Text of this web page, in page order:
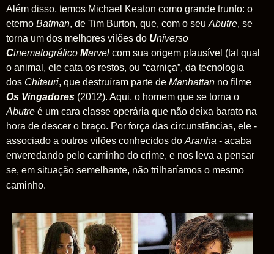
Além disso, temos Michael Keaton como grande trunfo: o
eterno Batman, de Tim Burton, que, com o seu Abutre, se
torna um dos melhores vilões do Universo
Cinematográfico Marvel com sua origem plausível (tal qual
o animal, ele cata os restos, ou “carniça”, da tecnologia
dos Chitauri, que destruíram parte de Manhattan no filme
Os Vingadores (2012). Aqui, o homem que se torna o
Abutre é um cara classe operária que não deixa barato na
hora de descer o braço. Por força das circunstâncias, ele -
associado a outros vilões conhecidos do Aranha - acaba
enveredando pelo caminho do crime, e nos leva a pensar
se, em situação semelhante, não trilharíamos o mesmo
caminho.